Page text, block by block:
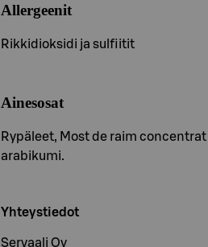
Allergeenit
Rikkidioksidi ja sulfiitit
Ainesosat
Rypäleet, Most de raim
arabikumi.
Yhteystiedot
Servaali Oy